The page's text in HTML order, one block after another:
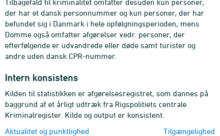
Tilbagefald til kriminalitet omfatter desuden kun personer,
der har et dansk personnummer og kun personer, der har
befundet sig i Danmark i hele opfølgningsperioden, mens
Domme også omfatter afgørelser vedr. personer, der
efterfølgende er udvandrede eller døde samt turister og
andre uden dansk CPR-nummer.
Intern konsistens
Kilden til statistikken er afgørelsesregistret, som dannes på
baggrund af et årligt udtræk fra Rigspolitiets centrale
Kriminalregister. Kilde og output er konsistent.
Aktualitet og punktlighed
Tilgængelighed